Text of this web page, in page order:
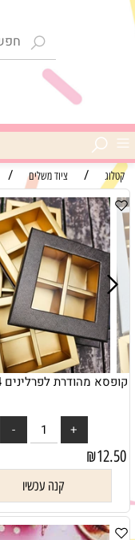
קטלוג / ציוד משלים /
קופסא מהודרת לפרלינים 4 יחידות
₪12.50
קנה עכשיו